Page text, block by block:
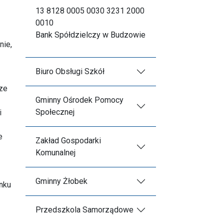
13 8128 0005 0030 3231 2000
0010
Bank Spółdzielczy w Budzowie
Biuro Obsługi Szkół
Gminny Ośrodek Pomocy
Społecznej
Zakład Gospodarki
Komunalnej
Gminny Żłobek
Przedszkola Samorządowe